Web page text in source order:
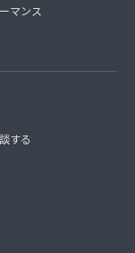
マンス
する